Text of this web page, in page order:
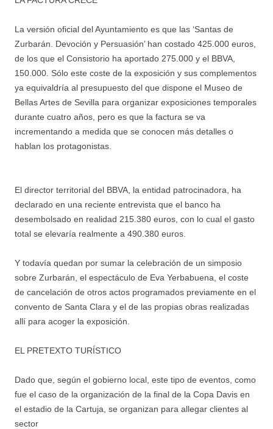
La versión oficial del Ayuntamiento es que las ‘Santas de
Zurbarán. Devoción y Persuasión’ han costado 425.000 euros,
de los que el Consistorio ha aportado 275.000 y el BBVA,
150.000. Sólo este coste de la exposición y sus complementos
ya equivaldría al presupuesto del que dispone el Museo de
Bellas Artes de Sevilla para organizar exposiciones temporales
durante cuatro años, pero es que la factura se va
incrementando a medida que se conocen más detalles o
hablan los protagonistas.
El director territorial del BBVA, la entidad patrocinadora, ha
declarado en una reciente entrevista que el banco ha
desembolsado en realidad 215.380 euros, con lo cual el gasto
total se elevaría realmente a 490.380 euros.
Y todavía quedan por sumar la celebración de un simposio
sobre Zurbarán, el espectáculo de Eva Yerbabuena, el coste
de cancelación de otros actos programados previamente en el
convento de Santa Clara y el de las propias obras realizadas
allí para acoger la exposición.
EL PRETEXTO TURÍSTICO
Dado que, según el gobierno local, este tipo de eventos, como
fue el caso de la organización de la final de la Copa Davis en
el estadio de la Cartuja, se organizan para allegar clientes al
sector